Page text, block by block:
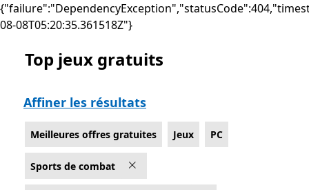
08-08T05:20:35.361518Z"}
Liste Microsoft.com
Top jeux gratuits
Affiner les résultats
Meilleures offres gratuites Jeux PC
Sports de combat